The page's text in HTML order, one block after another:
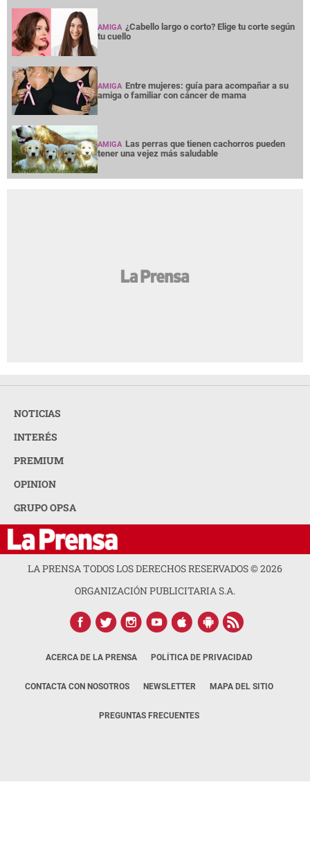
AMIGA ¿Cabello largo o corto? Elige tu corte según
tu cuello
AMIGA Entre mujeres: guía para acompañar a su
amiga o familiar con cáncer de mama
AMIGA Las perras que tienen cachorros pueden
tener una vejez más saludable
NOTICIAS
INTERÉS
PREMIUM
OPINION
GRUPO OPSA
LA PRENSA TODOS LOS DERECHOS RESERVADOS ©2026
ORGANIZACIÓN PUBLICITARIA S.A.
ACERCA DE LA PRENSA POLÍTICA DE PRIVACIDAD
CONTACTA CON NOSOTROS NEWSLETTER MAPA DEL SITIO
PREGUNTAS FRECUENTES